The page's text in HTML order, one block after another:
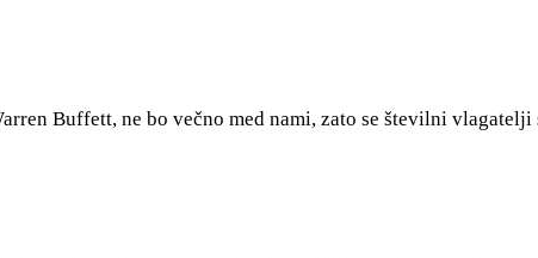
Buffett, ne bo večno med nami, zato se številni